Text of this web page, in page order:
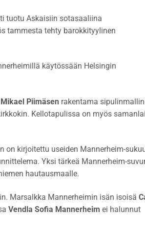
tuotu Askaisiin sotasaaliina
tammesta tehty barokkityylinen
käytössään Helsingin
Mikael Piimäsen rakentama
Kellotapulissa on myös
on kirjoitettu useiden Mannerheim-
Yksi tärkeä Mannerheim-
hautausmaalle.
Marsalkka Mannerheimin isän isoisä
Vendla Sofia Mannerheim ei halunnut